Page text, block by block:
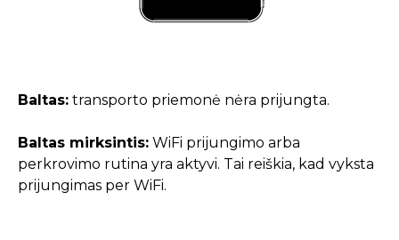
Baltas: transporto priemonė nėra prijungta.
Baltas mirksintis: WiFi prijungimo arba
perkrovimo rutina yra aktyvi. Tai reiškia, kad vyksta
prijungimas per WiFi.